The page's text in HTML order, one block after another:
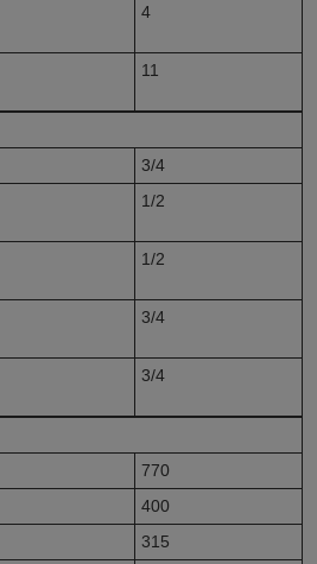
4
11
3/4
1/2
1/2
3/4
3/4
770
400
315